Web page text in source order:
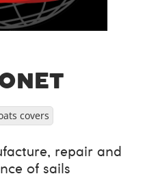
covers
repair and
of sails